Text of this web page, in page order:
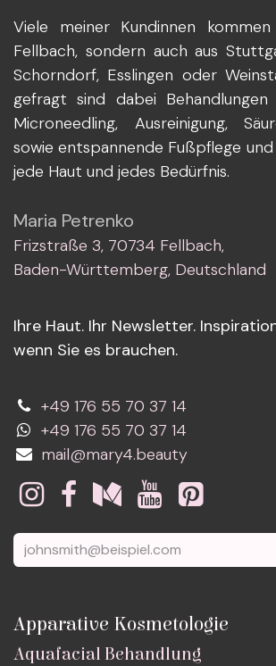
Viele meiner Kundinnen
Fellbach, sondern auch aus
Schorndorf, Esslingen oder
gefragt sind dabei Behandlungen
Microneedling, Ausreinigung,
sowie entspannende Fußpflege
jede Haut und jedes Bedürfnis.
Maria Petrenko
Frizstraße 3, 70734 Fellbach,
Baden-Württemberg, Deutschland
Ihre Haut. Ihr Newsletter.
wenn Sie es brauchen.
+49 176 55 70 37 14
+49 176 55 70 37 14
mail@mary4.beauty
Apparative Kosmetologie
Aquafacial Behandlung